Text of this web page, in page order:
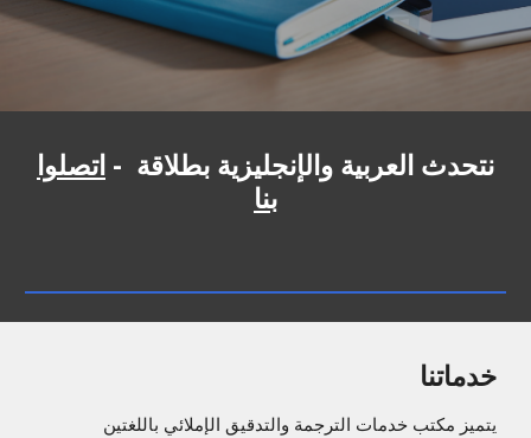
نتحدث العربية والإنجليزية بطلاقة - اتصلوا
بنا
خدماتنا
يتميز مكتب خدمات الترجمة والتدقيق الإملائي باللغتين